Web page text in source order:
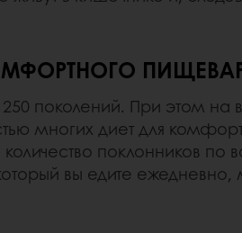
поколений. При этом на
многих диет для
поклонников по
вы едите ежедневно,